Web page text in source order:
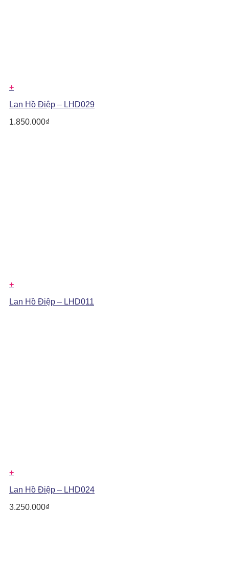
+
Lan Hồ Điệp – LHD029
1.850.000₫
+
Lan Hồ Điệp – LHD011
+
Lan Hồ Điệp – LHD024
3.250.000₫